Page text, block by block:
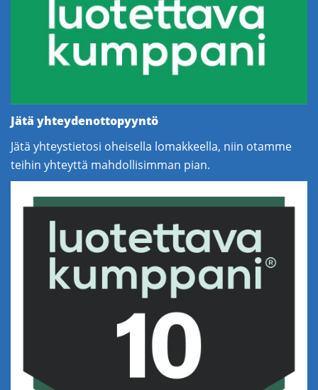
Jätä yhteydenottopyyntö
Jätä yhteystietosi oheisella lomakkeella, niin otamme
teihin yhteyttä mahdollisimman pian.